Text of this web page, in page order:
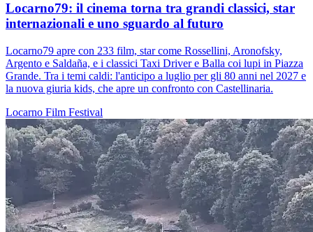
Locarno79: il cinema torna tra grandi classici, star
internazionali e uno sguardo al futuro
Locarno79 apre con 233 film, star come Rossellini, Aronofsky,
Argento e Saldaña, e i classici Taxi Driver e Balla coi lupi in Piazza
Grande. Tra i temi caldi: l'anticipo a luglio per gli 80 anni nel 2027 e
la nuova giuria kids, che apre un confronto con Castellinaria.
Locarno Film Festival